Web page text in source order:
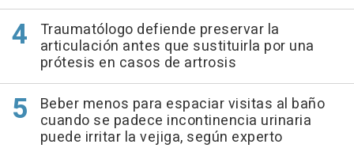
Traumatólogo defiende preservar la
articulación antes que sustituirla por una
prótesis en casos de artrosis
Beber menos para espaciar visitas al baño
cuando se padece incontinencia urinaria
puede irritar la vejiga, según experto